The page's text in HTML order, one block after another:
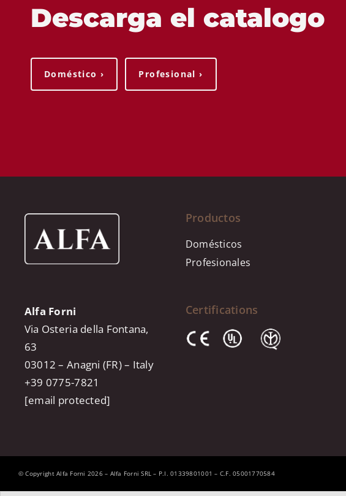
Descarga el catalogo
Doméstico › Profesional ›
Alfa Forni
Via Osteria della Fontana,
63
03012 – Anagni (FR) – Italy
+39 0775-7821
[email protected]
Productos
Domésticos
Profesionales
Certifications
© Copyright Alfa Forni 2026 – Alfa Forni SRL – P.I. 01339801001 – C.F. 05001770584